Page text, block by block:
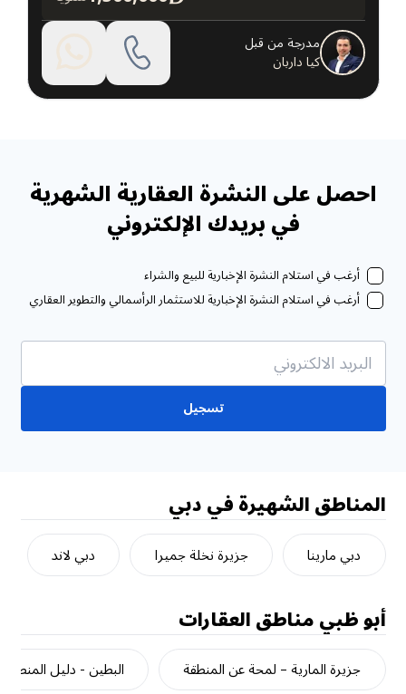
مدرجة من قبل
كيا داربان
احصل على النشرة العقارية الشهرية
في بريدك الإلكتروني
أرغب في استلام النشرة الإخبارية للبيع والشراء
أرغب في استلام النشرة الإخبارية للاستثمار الرأسمالي والتطوير العقاري
تسجيل
المناطق الشهيرة في دبي
دبي مارينا جزيرة نخلة جميرا دبي لاند
أبو ظبيمناطق العقارات
جزيرة المارية – لمحة عن المنطقة البطين - دليل المنطقة